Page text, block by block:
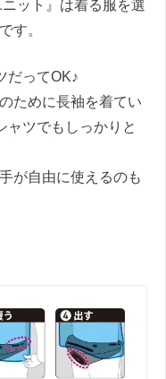
ット』は着る服を選
す。
だってOK♪
ために長袖を着てい
ャツでもしっかりと
が自由に使えるのも